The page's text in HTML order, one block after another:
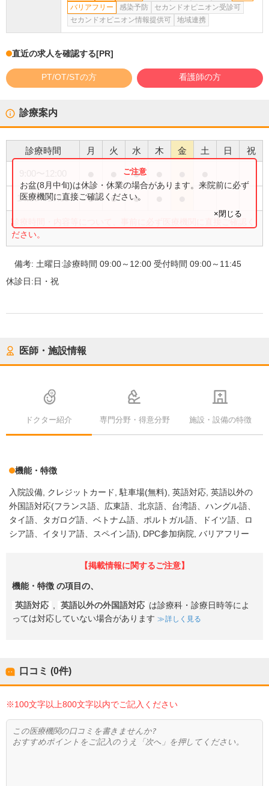
バリアフリー
感染予防
セカンドオピニオン受診可
セカンドオピニオン情報提供可
地域連携
直近の求人を確認する[PR]
PT/OT/STの方 看護師の方
診療案内
診療時間 月 火 水 木 金 土 日 祝
●
14:00〜17:00 ● ● ●
診療時間・内容等について、事前に必ず医療機関に直接ご確認く
ださい。
お盆(8月中旬)は休診・休業の場合があります。来院前に必ず
医療機関に直接ご確認ください。
×閉じる
備考: 土曜日:診療時間 09:00～12:00 受付時間 09:00～11:45
休診日:日・祝
医師・施設情報
ドクター紹介 専門分野・得意分野 施設・設備の特徴
機能・特徴
入院設備 クレジットカード 駐車場(無料) 英語対応 英語以外の
外国語対応(フランス語、広東語、北京語、台湾語、ハングル語、
タイ語、タガログ語、ベトナム語、ポルトガル語、ドイツ語、ロ
シア語、イタリア語、スペイン語)
DPC参加病院 バリアフリー
【掲載情報に関するご注意】
機能・特徴 の項目の、
英語対応 英語以外の外国語対応 は診療科・診療日時等によ
っては対応していない場合があります
詳しく見る
口コミ (0件)
※100文字以上800文字以内でご記入ください